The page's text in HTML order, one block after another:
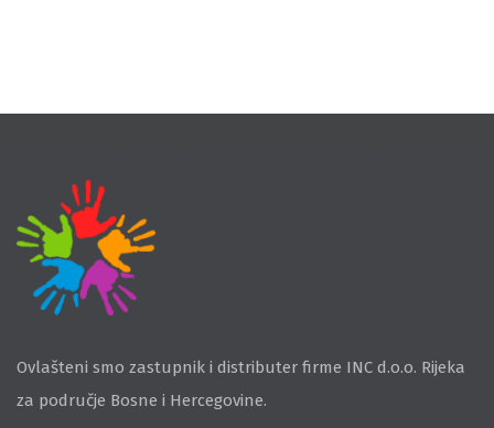
Ovlašteni smo zastupnik i distributer firme INC d.o.o. Rijeka
za područje Bosne i Hercegovine.